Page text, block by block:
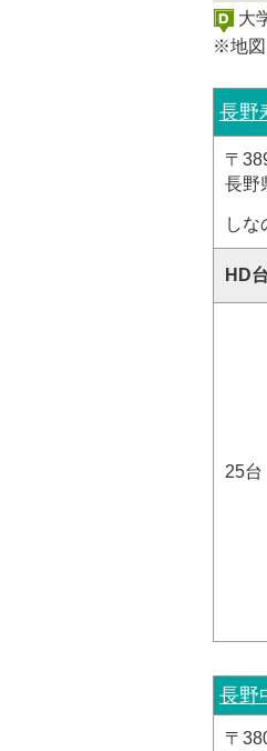
大
※地図
長野
〒
長野
し
HD
25台
長野
〒